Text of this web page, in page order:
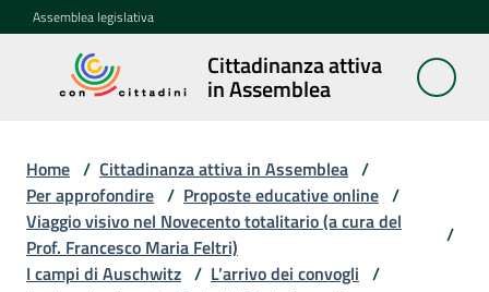
Vai al contenuto
Vai alla navigazione
Vai al footer
Assemblea legislativa
Cittadinanza attiva
in Assemblea
Cittadinanza
attiva in
Concittadini
Porte
Home / Cittadinanza attiva in Assemblea /
Per approfondire / Proposte educative online /
Viaggio visivo nel Novecento totalitario (a cura del
Prof. Francesco Maria Feltri)
/
I campi di Auschwitz / L’arrivo dei convogli /